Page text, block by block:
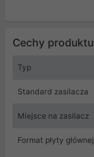
Cechy produktu
Typ
Standard zasilacza
Miejsce na zasilacz
Format płyty głównej